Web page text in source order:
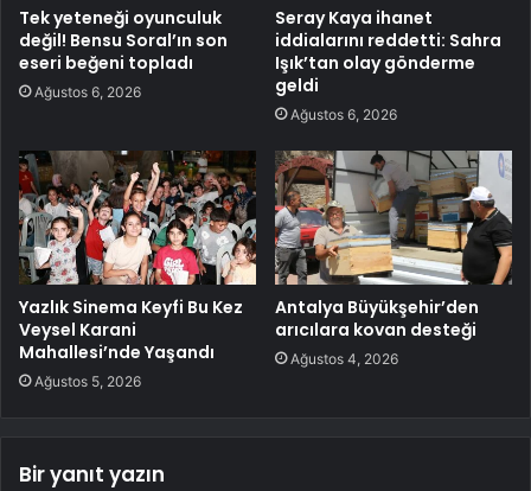
Tek yeteneği oyunculuk
değil! Bensu Soral’ın son
eseri beğeni topladı
Ağustos 6, 2026
Seray Kaya ihanet
iddialarını reddetti: Sahra
Işık’tan olay gönderme
geldi
Ağustos 6, 2026
Yazlık Sinema Keyfi Bu Kez
Veysel Karani
Mahallesi’nde Yaşandı
Ağustos 5, 2026
Antalya Büyükşehir’den
arıcılara kovan desteği
Ağustos 4, 2026
Bir yanıt yazın